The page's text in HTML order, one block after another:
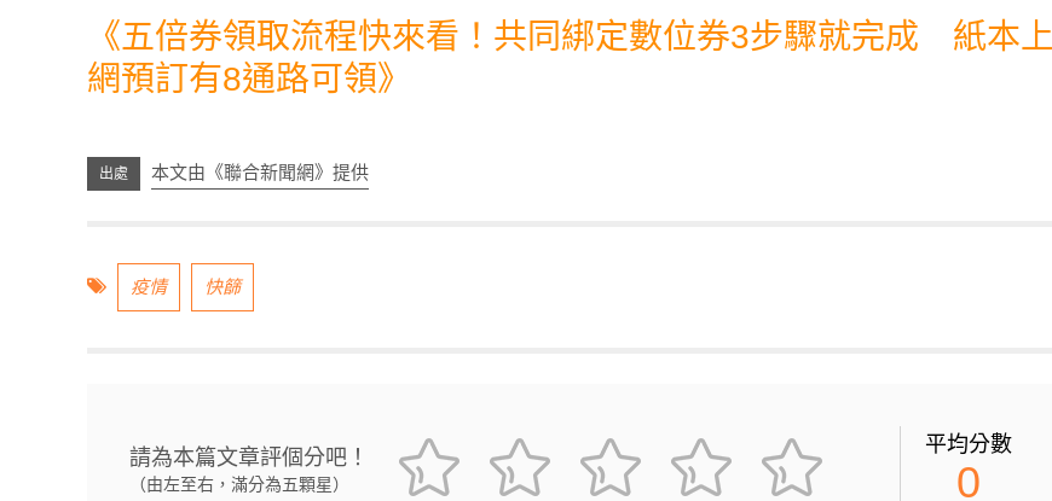
《五倍券領取流程快來看！共同綁定數位券3步驟就完成 紙本上
網預訂有8通路可領》
本文由《聯合新聞網》提供
疫情 快篩
請為本篇文章評個分吧！
（由左至右，滿分為五顆星）
平均分數
0